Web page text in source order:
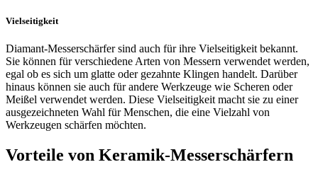
Vielseitigkeit
Diamant-Messerschärfer sind auch für ihre Vielseitigkeit bekannt.
Sie können für verschiedene Arten von Messern verwendet werden,
egal ob es sich um glatte oder gezahnte Klingen handelt. Darüber
hinaus können sie auch für andere Werkzeuge wie Scheren oder
Meißel verwendet werden. Diese Vielseitigkeit macht sie zu einer
ausgezeichneten Wahl für Menschen, die eine Vielzahl von
Werkzeugen schärfen möchten.
Vorteile von Keramik-Messerschärfern